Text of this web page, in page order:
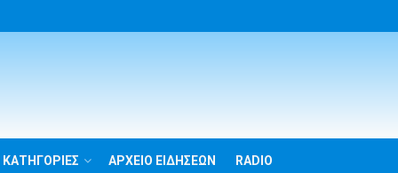
ΚΑΤΗΓΟΡΙΕΣ ΑΡΧΕΙΟ ΕΙΔΗΣΕΩΝ RADIO